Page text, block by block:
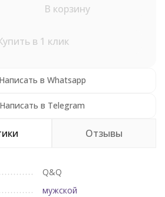
В корзину
в 1 клик
Написать в Whatsapp
Написать в Telegram
Отзывы
Q&Q
мужской